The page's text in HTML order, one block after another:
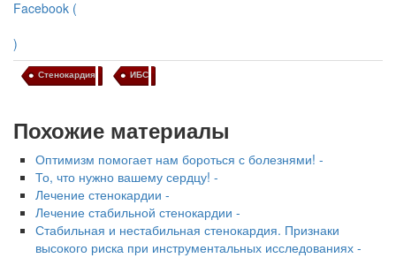
Facebook (
)
Стенокардия ИБС
Похожие материалы
Оптимизм помогает нам бороться с болезнями! -
То, что нужно вашему сердцу! -
Лечение стенокардии -
Лечение стабильной стенокардии -
Стабильная и нестабильная стенокардия. Признаки
высокого риска при инструментальных исследованиях -